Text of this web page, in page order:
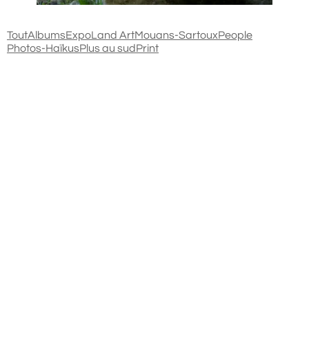
ToutAlbumsExpoLand ArtMouans-SartouxPeople
Photos-HaïkusPlus au sudPrint